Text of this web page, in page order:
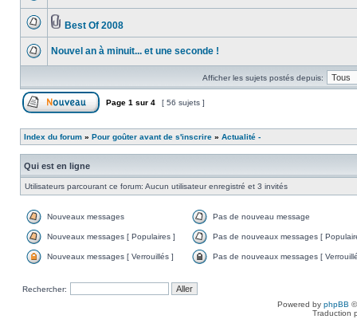
Best Of 2008
Nouvel an à minuit... et une seconde !
Afficher les sujets postés depuis:
Page 1 sur 4 [ 56 sujets ]
Index du forum » Pour goûter avant de s'inscrire » Actualité -
Qui est en ligne
Utilisateurs parcourant ce forum: Aucun utilisateur enregistré et 3 invités
Nouveaux messages Pas de nouveau message
Nouveaux messages [ Populaires ] Pas de nouveaux messages [
Nouveaux messages [ Verrouillés ] Pas de nouveaux messages [
Rechercher:
Powered by phpBB
Traduction